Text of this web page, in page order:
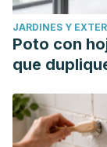
JARDINES Y
Poto con
que